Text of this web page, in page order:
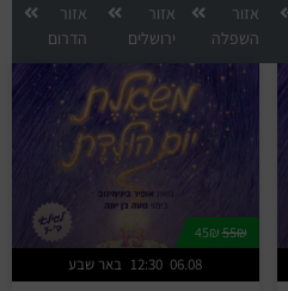
אזור
השפלה
אזור
ירושלים
אזור
הדרום
55₪
45₪
באר שבע 12:30 06.08